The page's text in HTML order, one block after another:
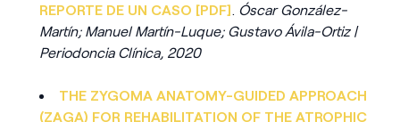
REPORTE DE UN CASO [PDF]. Óscar González-
Martín; Manuel Martín-Luque; Gustavo Ávila-Ortiz |
Periodoncia Clínica, 2020
THE ZYGOMA ANATOMY-GUIDED APPROACH
(ZAGA) FOR REHABILITATION OF THE ATROPHIC